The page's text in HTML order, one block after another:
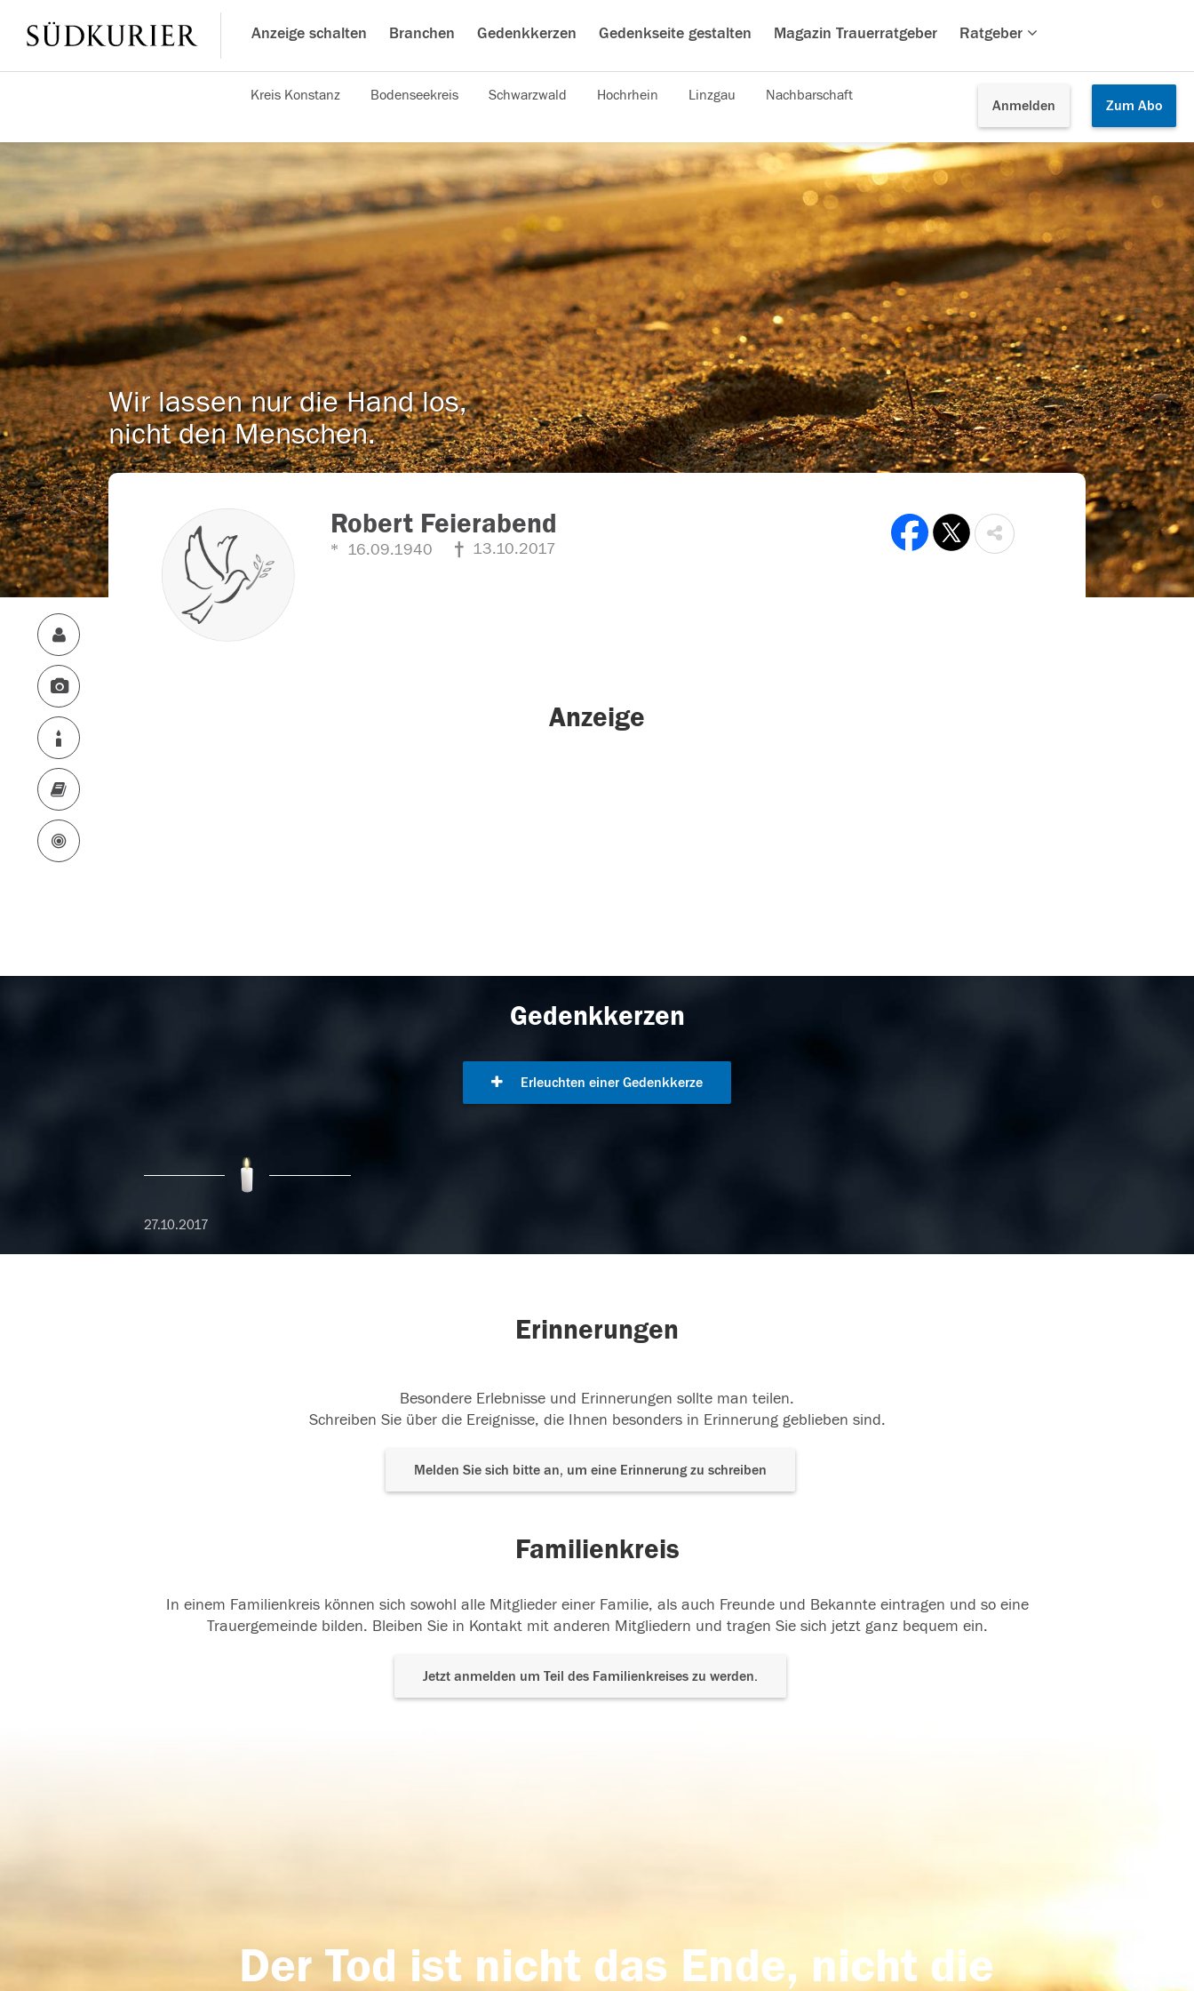
Anzeige schalten Branchen Gedenkkerzen Gedenkseite gestalten Magazin Trauerratgeber Ratgeber
Anmelden Zum Abo
Kreis Konstanz Bodenseekreis Schwarzwald Hochrhein Linzgau Nachbarschaft
Wir lassen nur die Hand los,
nicht den Menschen.
Robert Feierabend
16.09.1940 13.10.2017
Anzeige
Gedenkkerzen
Erleuchten einer Gedenkkerze
27.10.2017
Erinnerungen
Besondere Erlebnisse und Erinnerungen sollte man teilen.
Schreiben Sie über die Ereignisse, die Ihnen besonders in Erinnerung geblieben sind.
Melden Sie sich bitte an, um eine Erinnerung zu schreiben
Familienkreis
In einem Familienkreis können sich sowohl alle Mitglieder einer Familie, als auch Freunde und Bekannte eintragen und so eine
Trauergemeinde bilden. Bleiben Sie in Kontakt mit anderen Mitgliedern und tragen Sie sich jetzt ganz bequem ein.
Jetzt anmelden um Teil des Familienkreises zu werden.
Der Tod ist nicht das Ende, nicht die